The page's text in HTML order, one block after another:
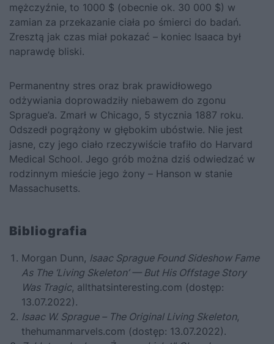
mężczyźnie, to 1000 $ (obecnie ok. 30 000 $) w
zamian za przekazanie ciała po śmierci do badań.
Zresztą jak czas miał pokazać – koniec Isaaca był
naprawdę bliski.
Permanentny stres oraz brak prawidłowego
odżywiania doprowadziły niebawem do zgonu
Sprague’a. Zmarł w Chicago, 5 stycznia 1887 roku.
Odszedł pogrążony w głębokim ubóstwie. Nie jest
jasne, czy jego ciało rzeczywiście trafiło do Harvard
Medical School. Jego grób można dziś odwiedzać w
rodzinnym mieście jego żony – Hanson w stanie
Massachusetts.
Bibliografia
Morgan Dunn, Isaac Sprague Found Sideshow Fame
As The ‘Living Skeleton’ — But His Offstage Story
Was Tragic, allthatsinteresting.com (dostęp:
13.07.2022).
Isaac W. Sprague – The Original Living Skeleton,
thehumanmarvels.com (dostęp: 13.07.2022).